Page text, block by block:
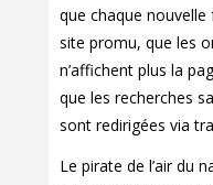
que chaque
site promu, que les
n’affichent plus la
que les recherches
sont redirigées via
Le pirate de l’air du